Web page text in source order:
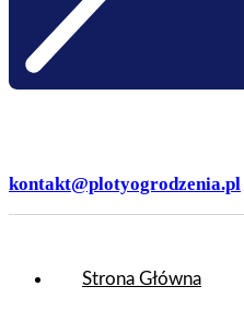
kontakt@plotyogrodzenia.pl
Strona Główna